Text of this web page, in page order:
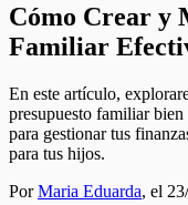
Cómo Crear y
Familiar
En este artículo,
presupuesto familiar bien
para gestionar tus
para tus hijos.
PorMaria Eduarda, el